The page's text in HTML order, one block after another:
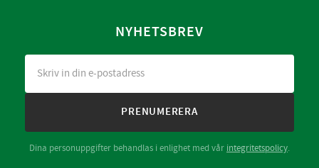
NYHETSBREV
PRENUMERERA
Dina personuppgifter behandlas i enlighet med vår integritetspolicy.